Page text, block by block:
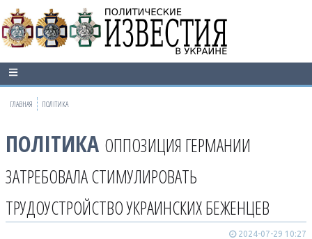
ГЛАВНАЯ ПОЛІТИКА
ПОЛІТИКА ОППОЗИЦИЯ ГЕРМАНИИ
ЗАТРЕБОВАЛА СТИМУЛИРОВАТЬ
ТРУДОУСТРОЙСТВО УКРАИНСКИХ БЕЖЕНЦЕВ
2024-07-29 10:27